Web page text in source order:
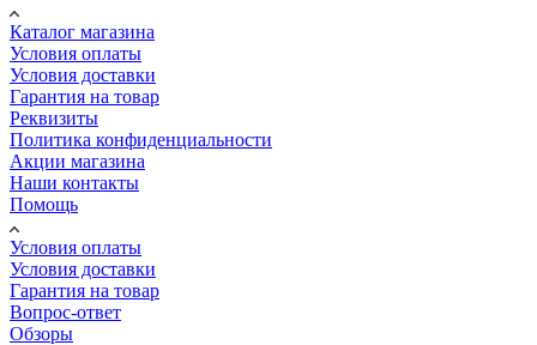
Каталог магазина
Условия оплаты
Условия доставки
Гарантия на товар
Реквизиты
Политика конфиденциальности
Акции магазина
Наши контакты
Помощь
Условия оплаты
Условия доставки
Гарантия на товар
Вопрос-ответ
Обзоры